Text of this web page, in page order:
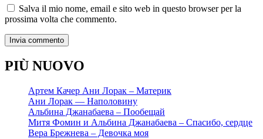
Salva il mio nome, email e sito web in questo browser per la
prossima volta che commento.
PIÙ NUOVO
Артем Качер Ани Лорак – Материк
Ани Лорак — Наполовину
Альбина Джанабаева – Пообещай
Митя Фомин и Альбина Джанабаева – Спасибо, сердце
Вера Брежнева – Девочка моя